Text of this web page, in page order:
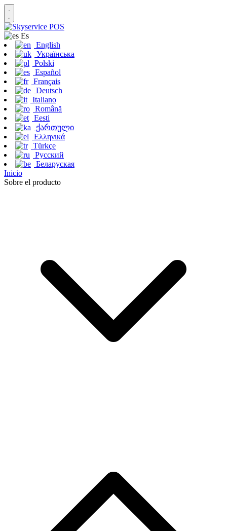
Es
English
Українська
Polski
Español
Français
Deutsch
Italiano
Română
Eesti
ქართული
Ελληνικά
Türkçe
Русский
Беларуская
Inicio
Sobre el producto